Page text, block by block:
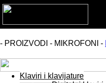
- PROIZVODI - MIKROFONI -
Klaviri i klavijature